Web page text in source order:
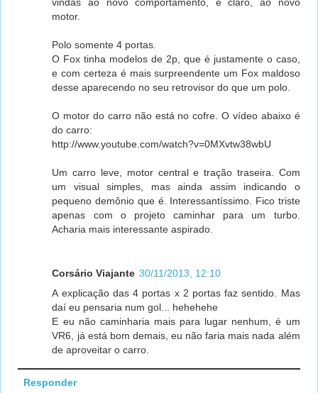
vindas ao novo comportamento, e claro, ao novo
motor.
Polo somente 4 portas.
O Fox tinha modelos de 2p, que é justamente o caso,
e com certeza é mais surpreendente um Fox maldoso
desse aparecendo no seu retrovisor do que um polo.
O motor do carro não está no cofre. O vídeo abaixo é
do carro:
http://www.youtube.com/watch?v=0MXvtw38wbU
Um carro leve, motor central e tração traseira. Com
um visual simples, mas ainda assim indicando o
pequeno demônio que é. Interessantíssimo. Fico triste
apenas com o projeto caminhar para um turbo.
Acharia mais interessante aspirado.
Corsário Viajante 30/11/2013, 12:10
A explicação das 4 portas x 2 portas faz sentido. Mas
daí eu pensaria num gol... hehehehe
E eu não caminharia mais para lugar nenhum, é um
VR6, já está bom demais, eu não faria mais nada além
de aproveitar o carro.
Responder